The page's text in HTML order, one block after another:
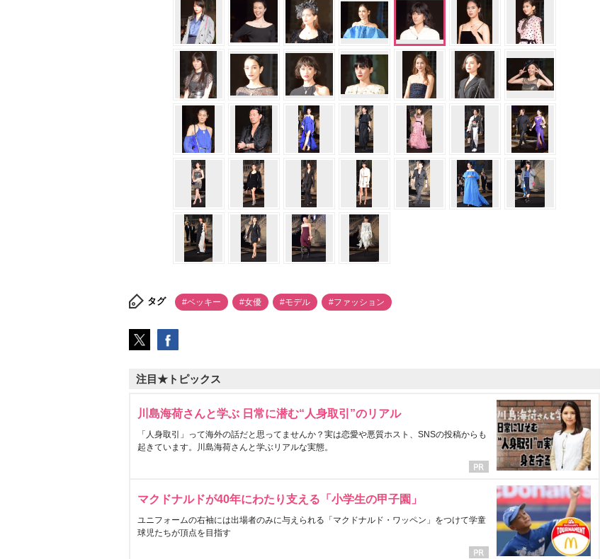
タグ #ベッキー #女優 #モデル #ファッション
注目★トピックス
川島海荷さんと学ぶ 日常に潜む“人身取引”のリアル
「人身取引」って海外の話だと思ってませんか？実は恋愛や悪質ホスト、SNSの投稿からも
起きています。川島海荷さんと学ぶリアルな実態。
マクドナルドが40年にわたり支える「小学生の甲子園」
ユニフォームの右袖には出場者のみに与えられる「マクドナルド・ワッペン」をつけて学童
球児たちが頂点を目指す